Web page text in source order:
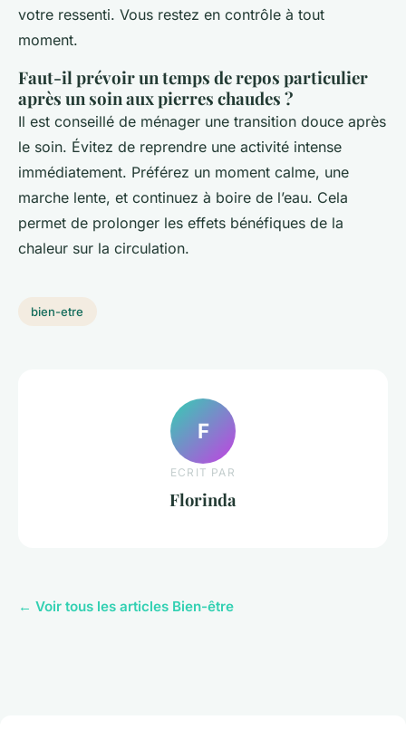
votre ressenti. Vous restez en contrôle à tout
moment.
Faut-il prévoir un temps de repos particulier
après un soin aux pierres chaudes ?
Il est conseillé de ménager une transition douce après
le soin. Évitez de reprendre une activité intense
immédiatement. Préférez un moment calme, une
marche lente, et continuez à boire de l’eau. Cela
permet de prolonger les effets bénéfiques de la
chaleur sur la circulation.
bien-etre
F
ECRIT PAR
Florinda
← Voir tous les articles Bien-être